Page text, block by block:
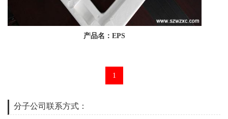
产品名：EPS
1
分子公司联系方式：